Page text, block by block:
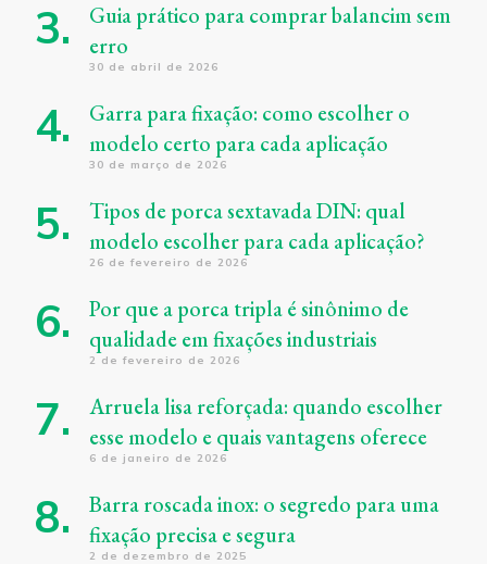
Guia prático para comprar balancim sem
erro
30 de abril de 2026
Garra para fixação: como escolher o
modelo certo para cada aplicação
30 de março de 2026
Tipos de porca sextavada DIN: qual
modelo escolher para cada aplicação?
26 de fevereiro de 2026
Por que a porca tripla é sinônimo de
qualidade em fixações industriais
2 de fevereiro de 2026
Arruela lisa reforçada: quando escolher
esse modelo e quais vantagens oferece
6 de janeiro de 2026
Barra roscada inox: o segredo para uma
fixação precisa e segura
2 de dezembro de 2025